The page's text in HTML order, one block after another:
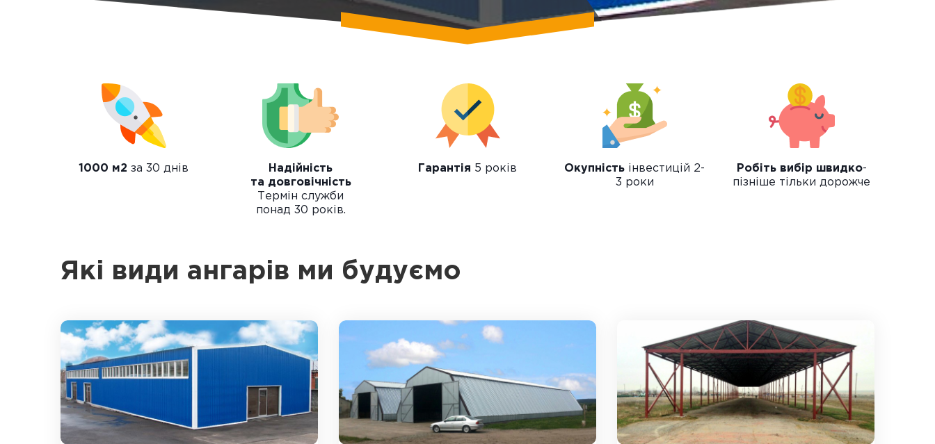
1000 м2 за 30 днів
Надійність
та довговічність
Термін служби
понад 30 років.
Гарантія 5 років Окупність інвестицій 2-
3 роки
Робіть вибір швидко-
пізніше тільки дорожче
Які види ангарів ми будуємо